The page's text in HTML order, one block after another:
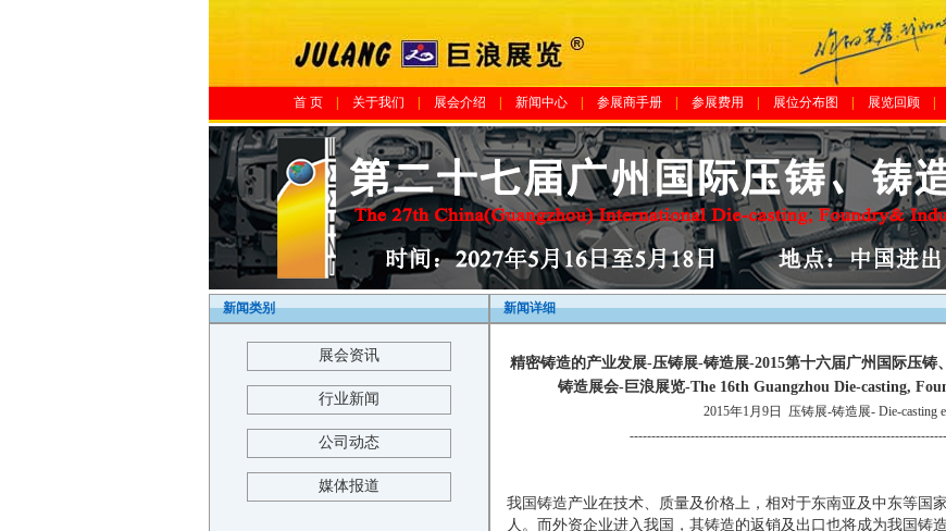
首 页 关于我们 展会介绍 新闻中心 参展商手册| 参展费用 展位分布图 展览回顾
新闻类别
展会资讯
行业新闻
公司动态
媒体报道
新闻详细
精密铸造的产业发展-压铸展-铸造展-2015第十六届广州国际压
铸造展会-巨浪展览-The 16th Guangzhou Die-casting,
2015年1月9日
压铸展-铸造展- Die-casting
我国铸造产业在技术、质量及价格上，相对于东南亚及中东等国
人。而外资企业进入我国，其铸造的返销及出口也将成为我国铸